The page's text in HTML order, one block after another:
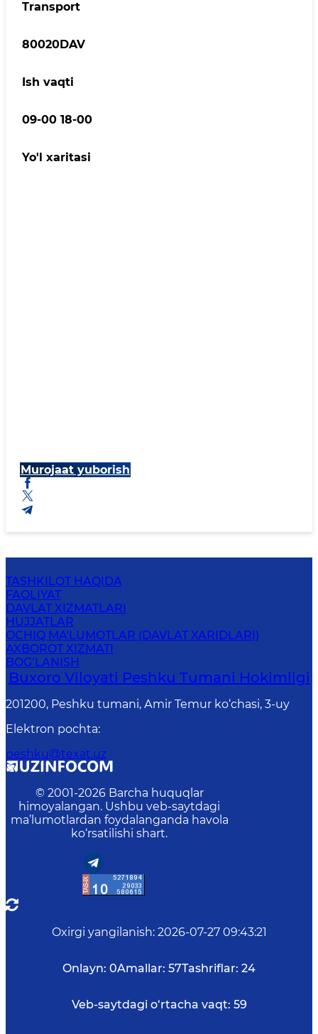
Transport
80020DAV
Ish vaqti
09-00 18-00
Yo'l xaritasi
Murojaat yuborish
TASHKILOT HAQIDA
FAOLIYAT
DAVLAT XIZMATLARI
HUJJATLAR
OCHIQ MA'LUMOTLAR (DAVLAT XARIDLARI)
AXBOROT XIZMATI
BOG‘LANISH
Buxoro Viloyati Peshku Tumani Hokimligi
201200, Peshku tumani, Аmir Temur ko‘chasi, 3-uy
Elektron pochta:
peshku@texat.uz
© 2001-2026 Barcha huquqlar
himoyalangan. Ushbu veb-saytdagi
ma’lumotlardan foydalanganda havola
ko‘rsatilishi shart.
Oxirgi yangilanish: 2026-07-27 09:43:21
Onlayn: 0Amallar: 57Tashriflar: 24
Veb-saytdagi o‘rtacha vaqt: 59